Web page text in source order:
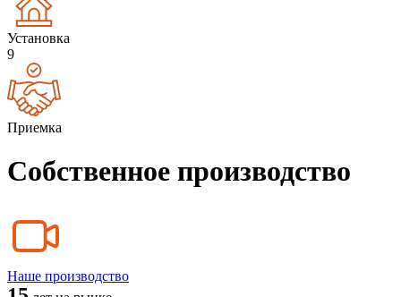
Установка
9
Приемка
Собственное производство
Наше производство